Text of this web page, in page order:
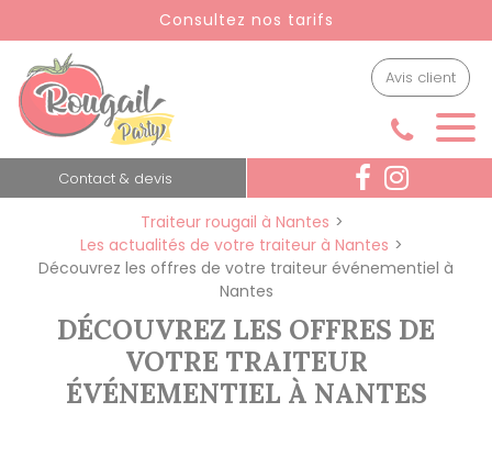
Consultez nos tarifs
Avis client
Contact & devis
Traiteur rougail à Nantes
Les actualités de votre traiteur à Nantes
Découvrez les offres de votre traiteur événementiel à
Nantes
DÉCOUVREZ LES OFFRES DE
VOTRE TRAITEUR
ÉVÉNEMENTIEL À NANTES
Panneau de gestion des cookies